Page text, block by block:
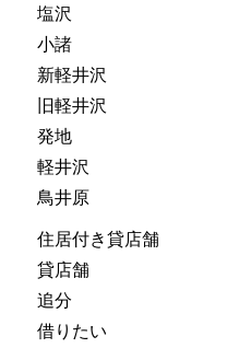
塩沢
小諸
新軽井沢
旧軽井沢
発地
軽井沢
鳥井原
住居付き貸店舗
貸店舗
追分
借りたい